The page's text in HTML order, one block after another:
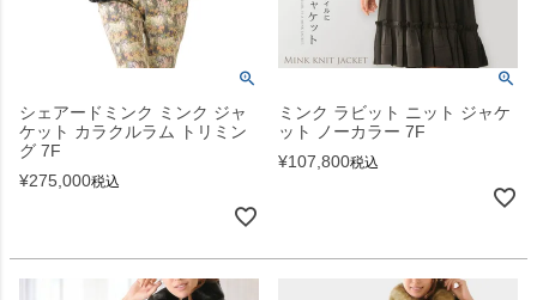
シェアードミンク ミンク ジャ
ケット カラクルラム トリミン
グ 7F
¥275,000税込
ミンク ラビット ニット ジャケ
ット ノーカラー 7F
¥107,800税込